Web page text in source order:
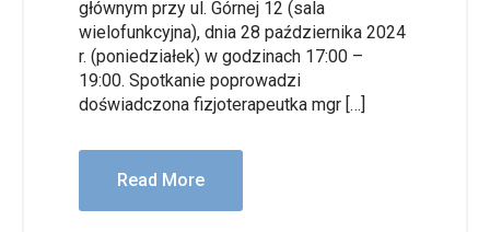
głównym przy ul. Górnej 12 (sala
wielofunkcyjna), dnia 28 października 2024
r. (poniedziałek) w godzinach 17:00 –
19:00. Spotkanie poprowadzi
doświadczona fizjoterapeutka mgr […]
Read More